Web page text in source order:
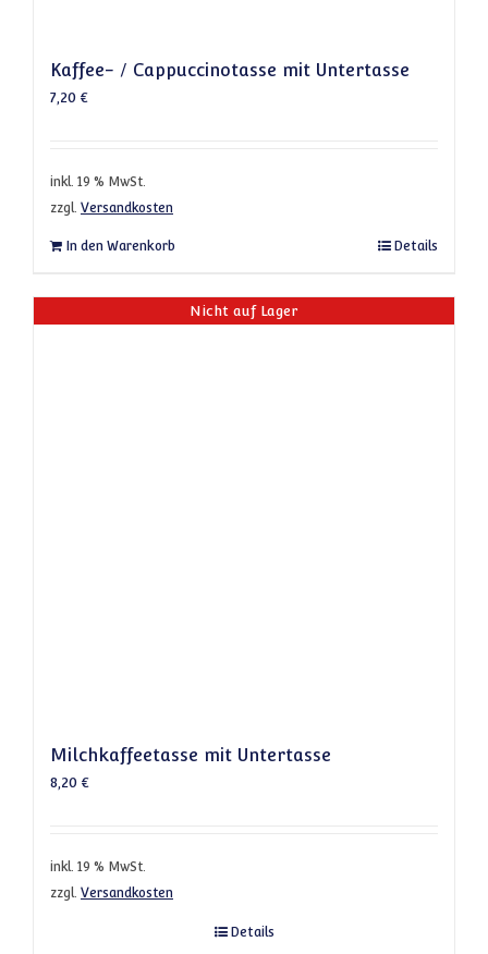
Kaffee- / Cappuccinotasse mit Untertasse
7,20 €
inkl. 19 % MwSt.
zzgl. Versandkosten
In den Warenkorb Details
Nicht auf Lager
Milchkaffeetasse mit Untertasse
8,20 €
inkl. 19 % MwSt.
zzgl. Versandkosten
Details